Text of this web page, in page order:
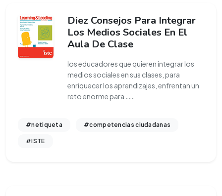
Diez Consejos Para Integrar
Los Medios Sociales En El
Aula De Clase
los educadores que quieren integrar los
medios sociales en sus clases, para
enriquecer los aprendizajes, enfrentan un
reto enorme para ...
#netiqueta #competencias ciudadanas
#ISTE